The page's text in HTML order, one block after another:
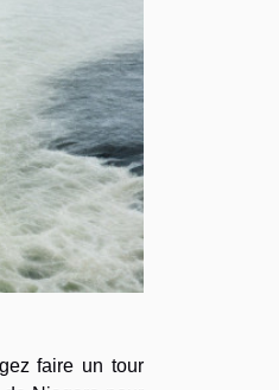
faire un tour